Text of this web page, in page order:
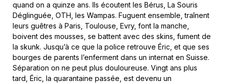
quand on a quinze ans. Ils écoutent les Bérus, La Souris
Déglinguée, OTH, les Wampas. Fuguent ensemble, traînent
leurs guêtres à Paris, Toulouse, Evry, font la manche,
boivent des mousses, se battent avec des skins, fument de
la skunk. Jusqu’à ce que la police retrouve Éric, et que ses
bourges de parents l’enferment dans un internat en Suisse.
Séparation on ne peut plus douloureuse. Vingt ans plus
tard, Éric, la quarantaine passée, est devenu un